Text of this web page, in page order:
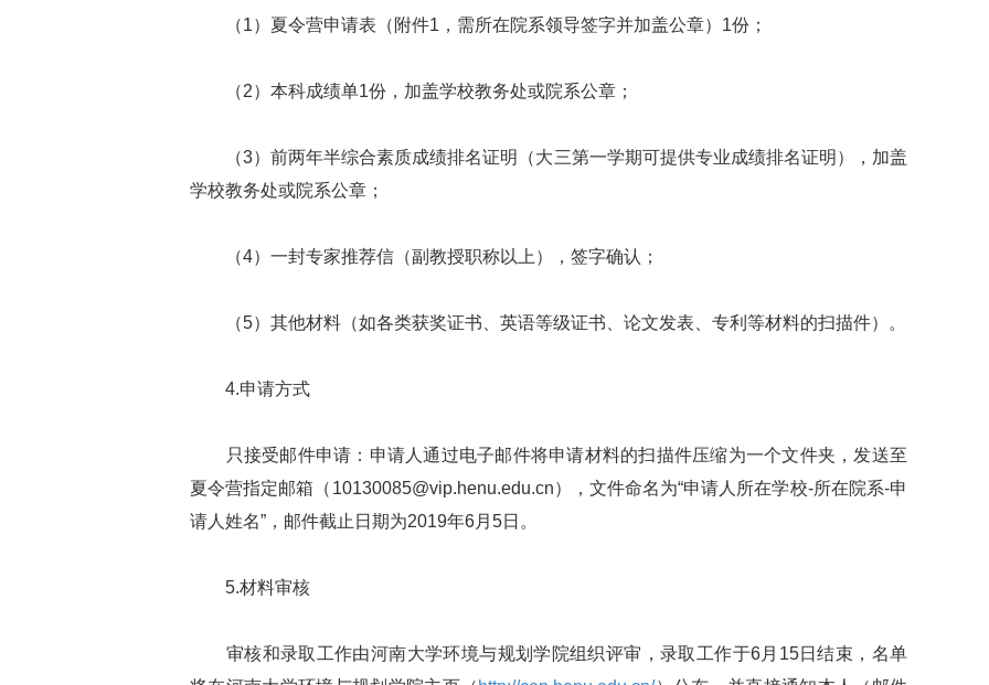
（1）夏令营申请表（附件1，需所在院系领导签字并加盖公章）1份；
（2）本科成绩单1份，加盖学校教务处或院系公章；
（3）前两年半综合素质成绩排名证明（大三第一学期可提供专业成绩排名证明），加盖
学校教务处或院系公章；
（4）一封专家推荐信（副教授职称以上），签字确认；
（5）其他材料（如各类获奖证书、英语等级证书、论文发表、专利等材料的扫描件）。
4.申请方式
只接受邮件申请：申请人通过电子邮件将申请材料的扫描件压缩为一个文件夹，发送至
夏令营指定邮箱（10130085@vip.henu.edu.cn），文件命名为“申请人所在学校-所在院系-申
请人姓名”，邮件截止日期为2019年6月5日。
5.材料审核
审核和录取工作由河南大学环境与规划学院组织评审，录取工作于6月15日结束，名单